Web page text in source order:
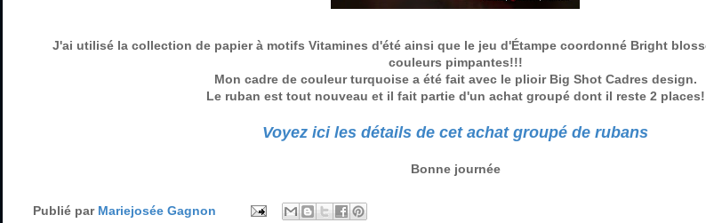
J'ai utilisé la collection de papier à motifs Vitamines d'été ainsi que le jeu d'Étampe coordonné Bright
couleurs pimpantes!!!
Mon cadre de couleur turquoise a été fait avec le plioir Big Shot Cadres design.
Le ruban est tout nouveau et il fait partie d'un achat groupé dont il reste 2 places!
Voyez ici les détails de cet achat groupé de rubans
Bonne journée
Publié par Mariejosée Gagnon